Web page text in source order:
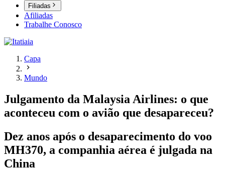
Filiadas
Afiliadas
Trabalhe Conosco
Capa
Mundo
Julgamento da Malaysia Airlines: o que
aconteceu com o avião que desapareceu?
Dez anos após o desaparecimento do voo
MH370, a companhia aérea é julgada na
China